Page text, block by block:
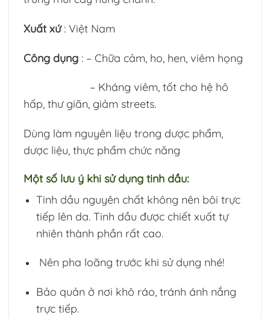
Xuất xứ: Việt Nam
Công dụng : – Chữa cảm, ho, hen, viêm họng
– Kháng viêm, tốt cho hệ hô
hấp, thư giãn, giảm streets.
Dùng làm nguyên liệu trong dược phẩm,
dược liệu, thực phẩm chức năng
Một số lưu ý khi sử dụng tinh dầu:
Tinh dầu nguyên chất không nên bôi trực
tiếp lên da. Tinh dầu được chiết xuất tự
nhiên thành phần rất cao.
Nên pha loãng trước khi sử dụng nhé!
Bảo quản ở nơi khô ráo, tránh ánh nắng
trực tiếp.